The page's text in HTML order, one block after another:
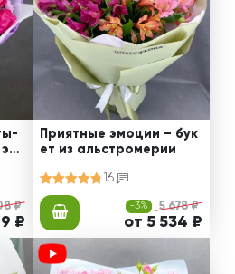
₽
₽
Приятные эмоции – бук
ет из альстромерии
16
-3% 5 678 ₽
от 5 534 ₽